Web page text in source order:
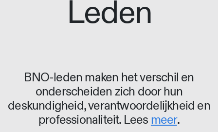
Leden
BNO-leden maken het verschil en
onderscheiden zich door hun
deskundigheid, verantwoordelijkheid en
professionaliteit. Lees meer.